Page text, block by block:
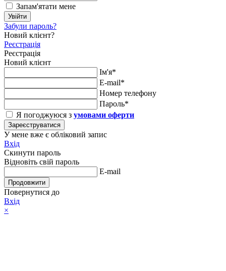
Запам'ятати мене
Увійти
Забули пароль?
Новий клієнт?
Реєстрація
Реєстрація
Новий клієнт
Ім'я*
E-mail*
Номер телефону
Пароль*
Я погоджуюся з умовами оферти
Зареєструватися
У мене вже є обліковий запис
Вхід
Скинути пароль
Відновіть свій пароль
E-mail
Продовжити
Повернутися до
Вхід
×